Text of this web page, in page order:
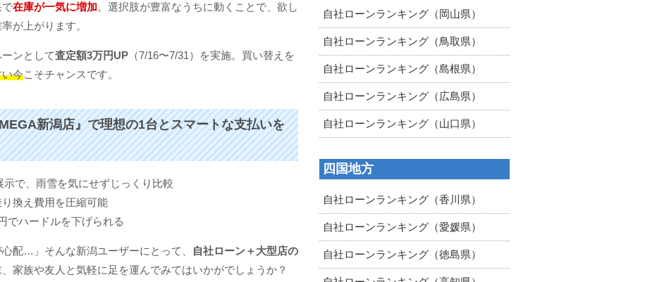
で在庫が一気に増加。選択肢が豊富なうちに動くことで、欲し
が上がります。
ンとして査定額3万円UP （7/16〜7/31）を実施。買い替えを
今こそチャンスです。
新潟店』で理想の1台とスマートな支払いを
示で、雨雪を気にせずじっくり比較
換え費用を圧縮可能
でハードルを下げられる
配…」そんな新潟ユーザーにとって、
自社ローン＋大型店の
家族や友人と気軽に足を運んでみてはいかがでしょうか？
自社ローンランキング（岡山県）
自社ローンランキング（鳥取県）
自社ローンランキング（島根県）
自社ローンランキング（広島県）
自社ローンランキング（山口県）
四国地方
自社ローンランキング（香川県）
自社ローンランキング（愛媛県）
自社ローンランキング（徳島県）